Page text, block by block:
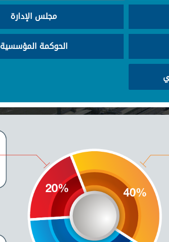
مجلس الإدارة
الحوكمة المؤسسية